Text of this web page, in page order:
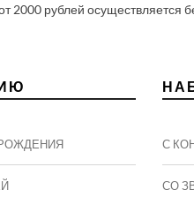
2000 рублей осуществляется
С
СО